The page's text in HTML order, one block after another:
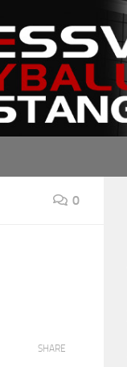
0
SHARE